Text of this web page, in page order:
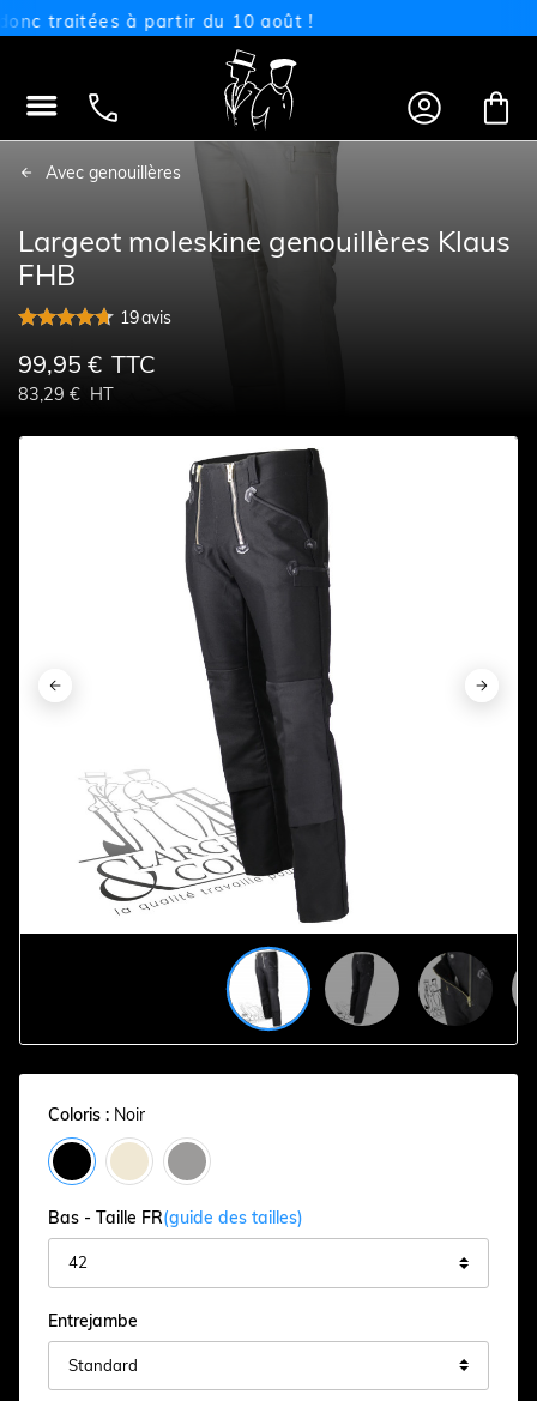
traitées à partir du 10 août !
   
Avec genouillères
Largeot moleskine genouillères Klaus
FHB
19avis
99,95 € TTC
83,29 € HT
 
 
 
 
 
 
Coloris : Noir
Bas - Taille FR(guide des tailles)
Entrejambe